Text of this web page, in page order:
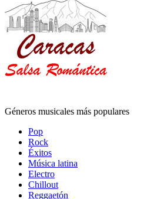
Géneros musicales más populares
Pop
Rock
Éxitos
Música latina
Electro
Chillout
Reggaetón